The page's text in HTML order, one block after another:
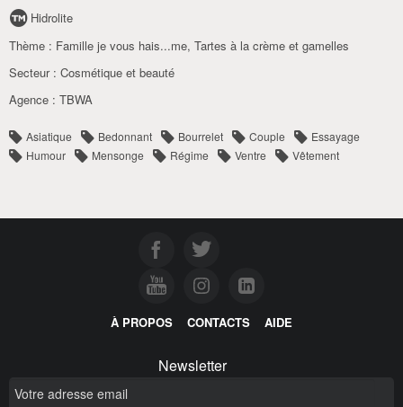
Hidrolite
Thème : Famille je vous hais...me, Tartes à la crème et gamelles
Secteur : Cosmétique et beauté
Agence : TBWA
Asiatique Bedonnant Bourrelet Couple
Essayage
Humour
Mensonge Régime Ventre Vêtement
À PROPOS CONTACTS AIDE
Newsletter